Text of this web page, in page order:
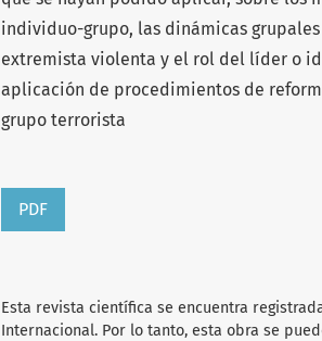
individuo-grupo, las dinámicas
extremista violenta y el rol del líder o
aplicación de procedimientos de
grupo terrorista
PDF
Esta revista científica se encuentra
Internacional. Por lo tanto, esta obra se